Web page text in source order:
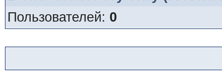
Пользователей: 0